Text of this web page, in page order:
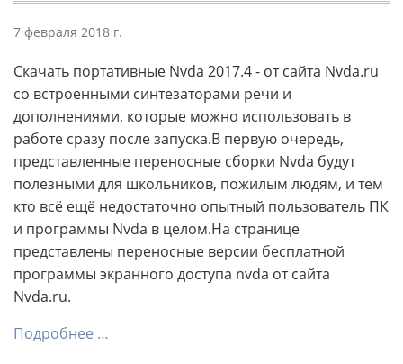
7 февраля 2018 г.
Скачать портативные Nvda 2017.4 - от сайта Nvda.ru
со встроенными синтезаторами речи и
дополнениями, которые можно использовать в
работе сразу после запуска.В первую очередь,
представленные переносные сборки Nvda будут
полезными для школьников, пожилым людям, и тем
кто всё ещё недостаточно опытный пользователь ПК
и программы Nvda в целом.На странице
представлены переносные версии бесплатной
программы экранного доступа nvda от сайта
Nvda.ru.
Подробнее …